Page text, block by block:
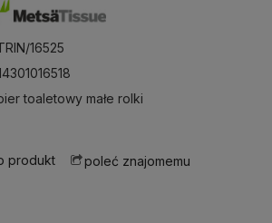
16525
toaletowy małe rolki
produkt poleć znajomemu